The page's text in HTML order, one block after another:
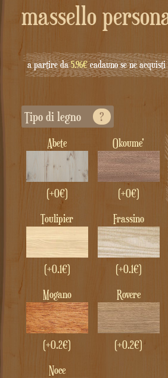
massello
a partire da5.96€cadauno se ne acquisti
Tipo di legno ?
Abete
(+0€)
Okoume'
(+0€)
Toulipier
(+0.1€)
Frassino
(+0.1€)
Mogano
(+0.2€)
Rovere
(+0.2€)
Noce